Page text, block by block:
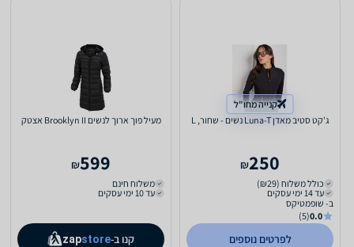
קנייה מחו"ל
ג'קט סטיב מאדן Luna-T נשים - שחור, L
250
₪
כולל משלוח (₪29)
עד 14 ימי עסקים
ב- שופמטיקס
0.0
(5)
לפרטים נוספים
מעיל פוך ארוך לנשים Brooklyn II אצטק
599
₪
משלוח חינם
עד 10 ימי עסקים
קנו ב- zapstore